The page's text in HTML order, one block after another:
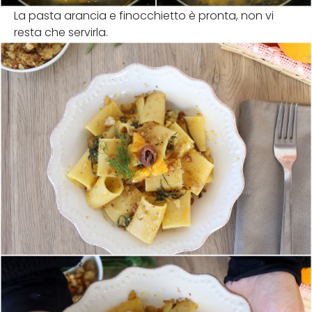
La pasta arancia e finocchietto è pronta, non vi
resta che servirla.